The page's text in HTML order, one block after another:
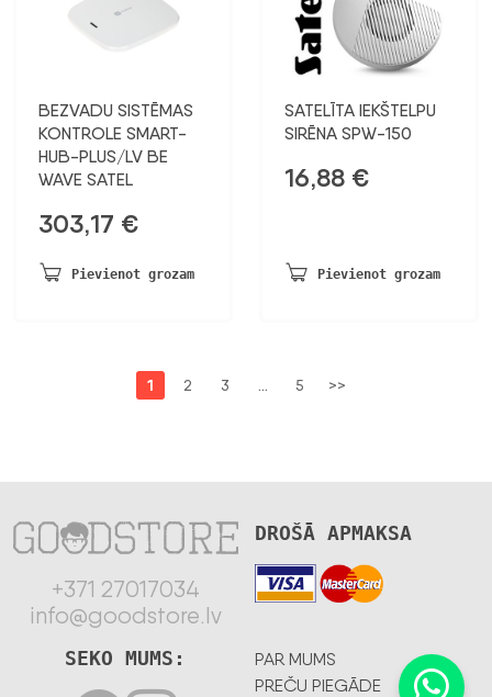
BEZVADU SISTĒMAS
KONTROLE SMART-
HUB-PLUS/LV BE
WAVE SATEL
303,17 €
Pievienot grozam
SATELĪTA IEKŠTELPU
SIRĒNA SPW-150
16,88 €
Pievienot grozam
1 2 3 … 5 >>
+371 27017034
info@goodstore.lv
DROŠĀ APMAKSA
PAR MUMS
PREČU PIEGĀDE
SEKO MUMS: